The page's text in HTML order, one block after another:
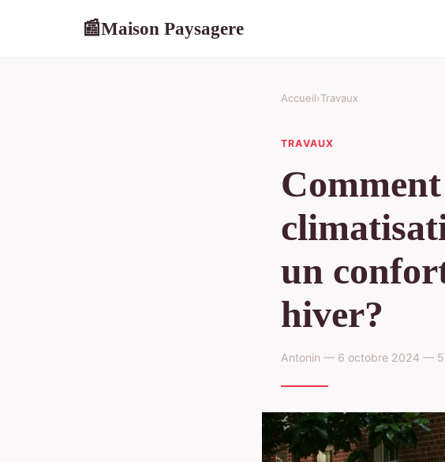
📰Maison Paysagere
Accueil›Travaux
TRAVAUX
un
hiver?
Antonin — 6 octobre 2024 — 5